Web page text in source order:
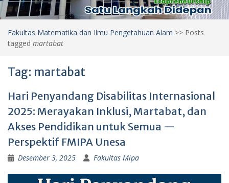
Fakultas Matematika dan Ilmu Pengetahuan Alam >> Posts
tagged martabat
Tag: martabat
Hari Penyandang Disabilitas Internasional
2025: Merayakan Inklusi, Martabat, dan
Akses Pendidikan untuk Semua —
Perspektif FMIPA Unesa
Desember 3, 2025 Fakultas Mipa